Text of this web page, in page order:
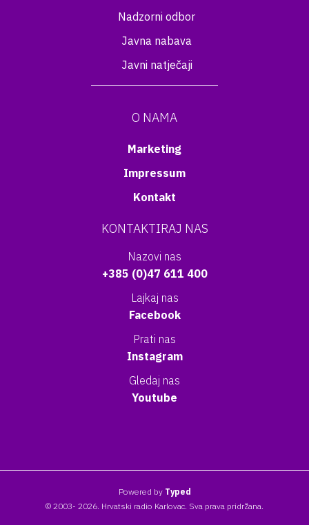
Nadzorni odbor
Javna nabava
Javni natječaji
O NAMA
Marketing
Impressum
Kontakt
KONTAKTIRAJ NAS
Nazovi nas
+385 (0)47 611 400
Lajkaj nas
Facebook
Prati nas
Instagram
Gledaj nas
Youtube
Powered by Typed
© 2003- 2026. Hrvatski radio Karlovac. Sva prava pridržana.